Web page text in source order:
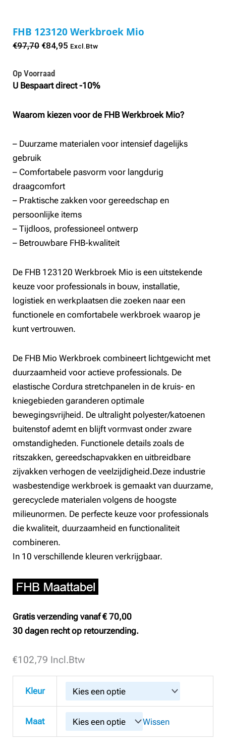
FHB 123120 Werkbroek Mio
€97,70 Oorspronkelijke
was:
€97,70.
€84,95 Huidige
€84,95.
Excl.Btw
Op Voorraad
U Bespaart direct -10%
Waarom kiezen voor de FHB Werkbroek Mio?
– Duurzame materialen voor intensief dagelijks
gebruik
– Comfortabele pasvorm voor langdurig
draagcomfort
– Praktische zakken voor gereedschap en
persoonlijke items
– Tijdloos, professioneel ontwerp
– Betrouwbare FHB-kwaliteit
De FHB 123120 Werkbroek Mio is een uitstekende
keuze voor professionals in bouw, installatie,
logistiek en werkplaatsen die zoeken naar een
functionele en comfortabele werkbroek waarop je
kunt vertrouwen.
De FHB Mio Werkbroek combineert lichtgewicht met
duurzaamheid voor actieve professionals. De
elastische Cordura stretchpanelen in de kruis- en
kniegebieden garanderen optimale
bewegingsvrijheid. De ultralight polyester/katoenen
buitenstof ademt en blijft vormvast onder zware
omstandigheden. Functionele details zoals de
ritszakken, gereedschapvakken en uitbreidbare
zijvakken verhogen de veelzijdigheid.Deze industrie
wasbestendige werkbroek is gemaakt van duurzame,
gerecyclede materialen volgens de hoogste
milieunormen. De perfecte keuze voor professionals
die kwaliteit, duurzaamheid en functionaliteit
combineren.
In 10 verschillende kleuren verkrijgbaar.
Gratis verzending vanaf € 70,00
30 dagen recht op retourzending.
€102,79 Incl.Btw
Kleur
Maat Wissen
FHB
123120
Werkbroek
aantal